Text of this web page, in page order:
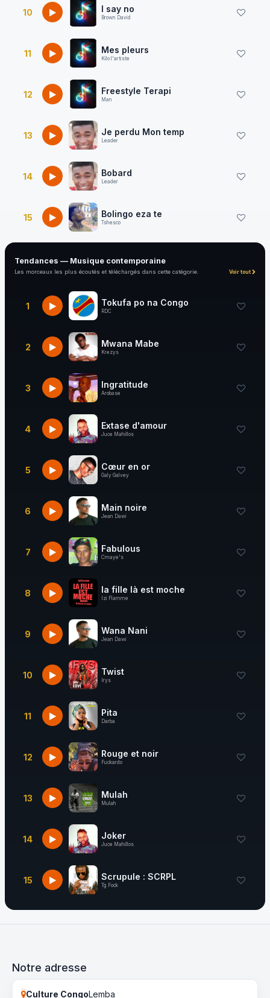
10 I say no
Brown David
11 Mes pleurs
Kilo l'artiste
12 Freestyle Terapi
Man
13 Je perdu Mon temp
Leader
14 Bobard
Leader
15 Bolingo eza te
Tshesco
Tendances — Musique contemporaine
Les morceaux les plus écoutés et téléchargés dans cette catégorie. Voir tout
1 Tokufa po na Congo
RDC
2 Mwana Mabe
Krezys
3 Ingratitude
Arobase
4 Extase d'amour
Juce Mahillos
5 Cœur en or
Galy Galvey
6 Main noire
Jean Dawi
7 Fabulous
Cmaye's
8 la fille là est moche
Izi Flamme
9 Wana Nani
Jean Dawi
10 Twist
Irys
11 Pita
Darba
12 Rouge et noir
Fuckardo
13 Mulah
Mulah
14 Joker
Juce Mahillos
15 Scrupule : SCRPL
Tg Fock
Notre adresse
Culture CongoLemba